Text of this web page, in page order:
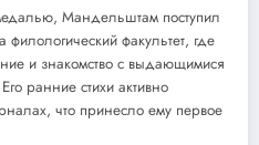
Мандельштам поступил
филологический факультет, где
и знакомство с выдающимися
ранние стихи активно
что принесло ему первое